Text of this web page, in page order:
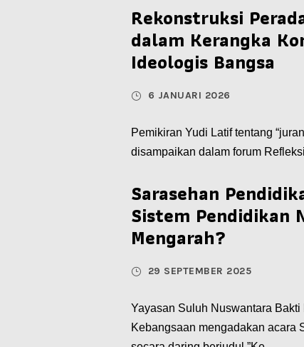
Rekonstruksi
dalam Kerangka
Ideologis Bangsa
6 JANUARI 2026
Pemikiran Yudi Latif tentang
disampaikan dalam forum
Sarasehan
Sistem Pendidikan
Mengarah?
29 SEPTEMBER 2025
Yayasan Suluh Nuswantara Bakti
Kebangsaan mengadakan acara